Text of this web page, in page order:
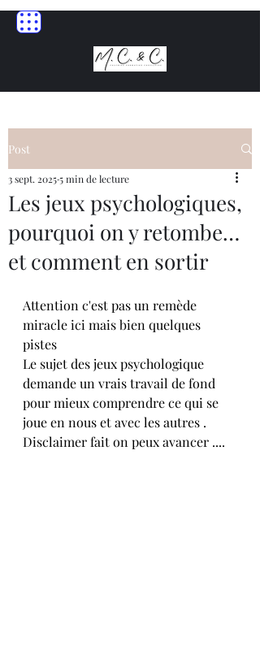
Post
Les jeux psychologiques,
pourquoi on y retombe…
et comment en sortir
3 sept. 20255 min de lecture
Attention c'est pas un remède
miracle ici mais bien quelques
pistes
Le sujet des jeux psychologique
demande un vrais travail de fond
pour mieux comprendre ce qui se
joue en nous et avec les autres .
Disclaimer fait on peux avancer ....